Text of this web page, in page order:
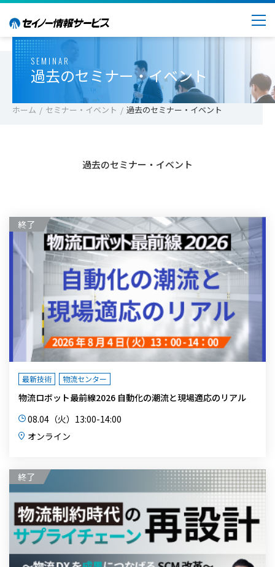
SEMINAR
過去のセミナー・イベント
ホーム セミナー・イベント 過去のセミナー・イベント
過去のセミナー・イベント
最新技術 物流センター
物流ロボット最前線2026 自動化の潮流と現場適応のリアル
08.04（火）13:00-14:00
オンライン